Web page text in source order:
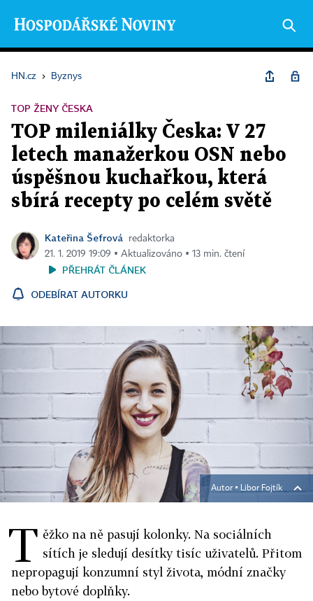
HN.cz › Byznys
TOP ŽENY ČESKA
TOP mileniálky Česka: V 27
letech manažerkou OSN nebo
úspěšnou kuchařkou, která
sbírá recepty po celém světě
Kateřina Šefrová
redaktorka
21. 1. 2019 19:09 ▪ Aktualizováno ▪ 13 min. čtení
PŘEHRÁT ČLÁNEK
ODEBÍRAT AUTORKU
Autor ▪ Libor Fojtík
T ěžko na ně pasují kolonky. Na sociálních
sítích je sledují desítky tisíc uživatelů. Přitom
nepropagují konzumní styl života, módní značky
nebo bytové doplňky.